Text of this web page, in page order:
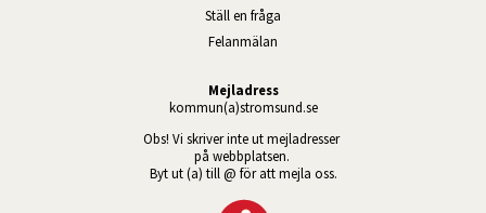
Ställ en fråga
Felanmälan
Mejladress
kommun(a)stromsund.se
Obs! Vi skriver inte ut mejladresser
på webbplatsen.
Byt ut (a) till @ för att mejla oss.